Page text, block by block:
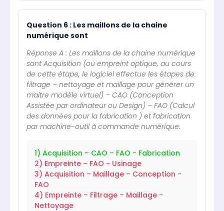
Question 6 : Les maillons de la chaine
numérique sont
Réponse A : Les maillons de la chaine numérique
sont Acquisition (ou empreint optique, au cours
de cette étape, le logiciel effectue les étapes de
filtrage – nettoyage et maillage pour générer un
maitre modèle virtuel) – CAO (Conception
Assistée par ordinateur ou Design) – FAO (Calcul
des données pour la fabrication ) et fabrication
par machine-outil à commande numérique.
1) Acquisition – CAO – FAO - Fabrication
2) Empreinte – FAO - Usinage
3) Acquisition – Maillage – Conception -
FAO
4) Empreinte – Filtrage – Maillage -
Nettoyage